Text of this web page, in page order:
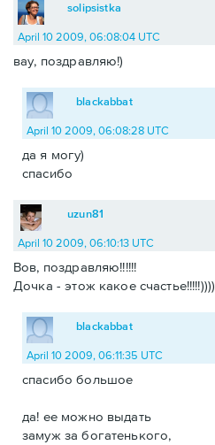
solipsistka
April 10 2009, 06:08:04 UTC
вау, поздравляю!)
blackabbat
April 10 2009, 06:08:28 UTC
да я могу)
спасибо
uzun81
April 10 2009, 06:10:13 UTC
Вов, поздравляю!!!!!!
Дочка - этож какое счастье!!!!!))))
blackabbat
April 10 2009, 06:11:35 UTC
спасибо большое
да! ее можно выдать
замуж за богатенького,